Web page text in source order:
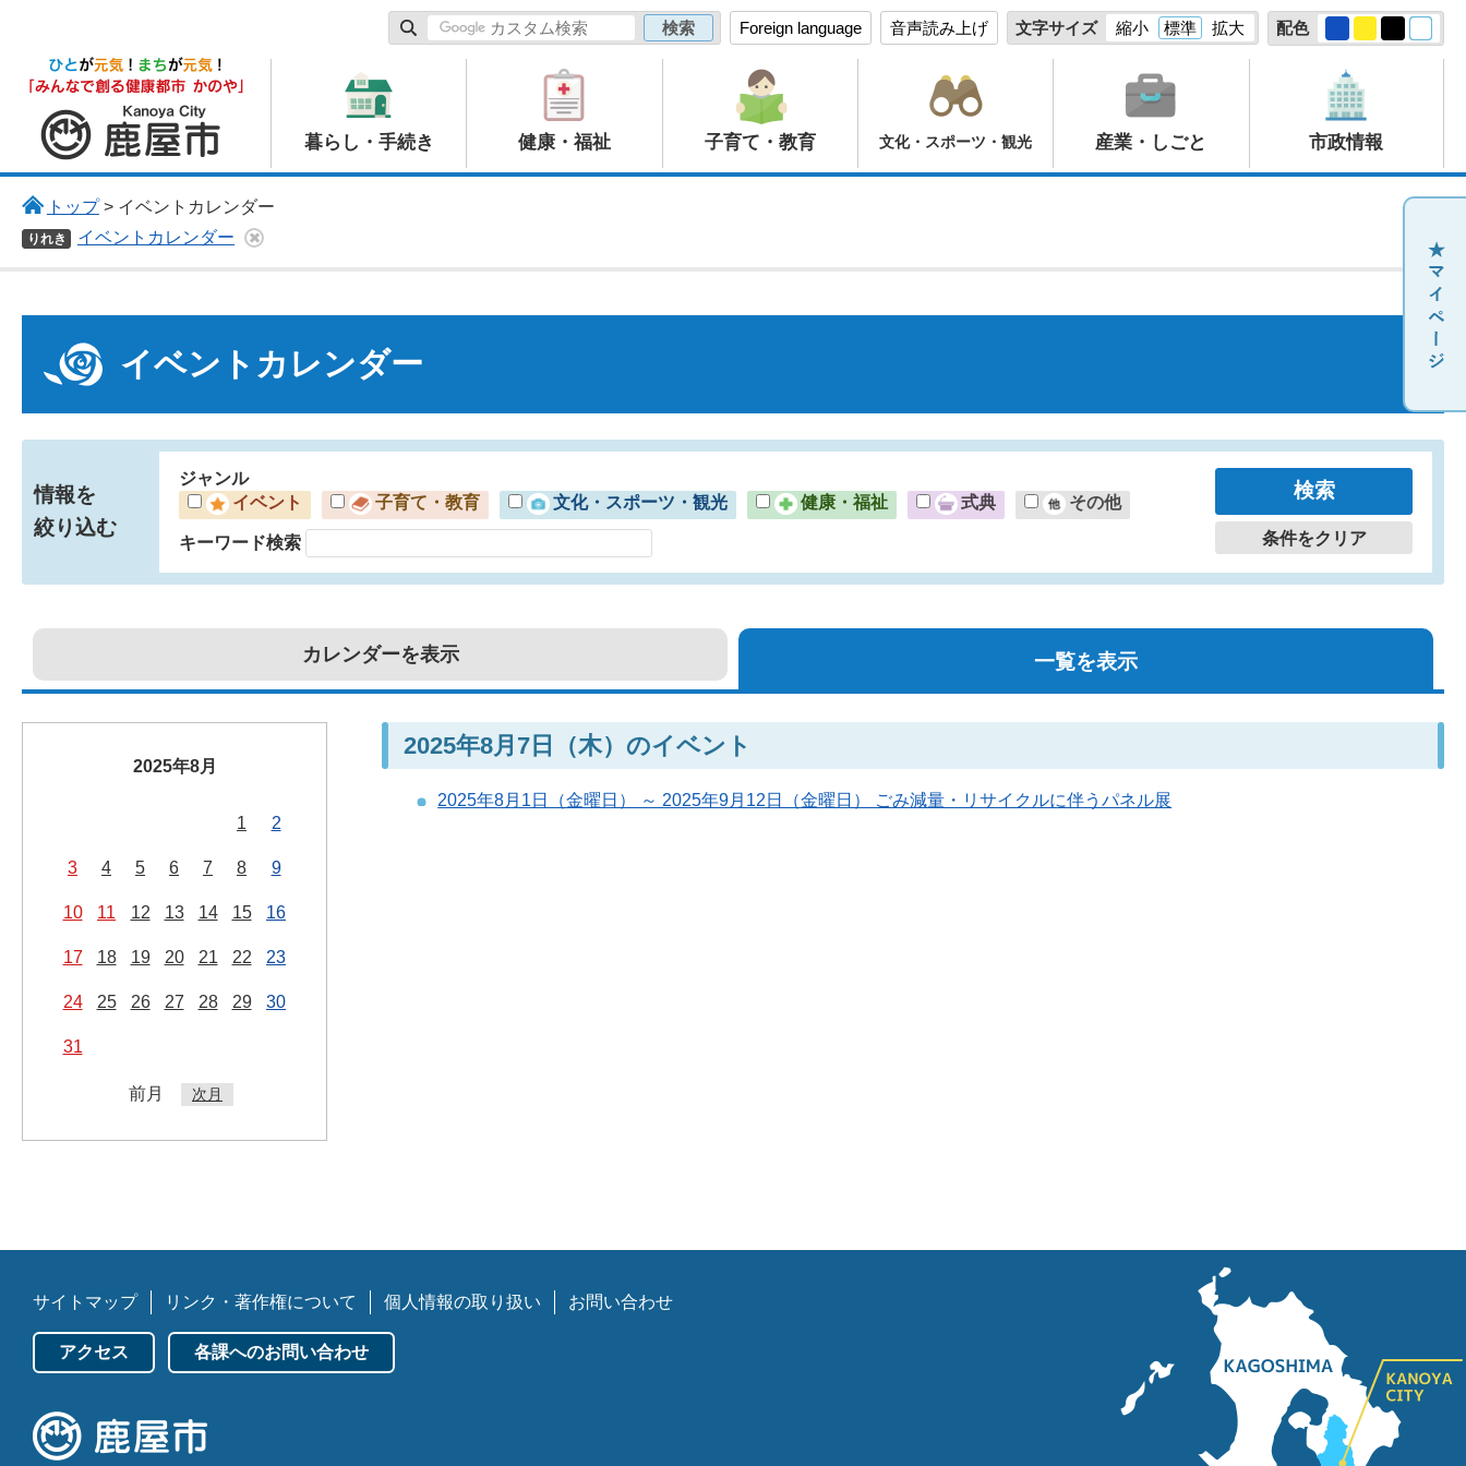
Foreign language 音声読み上げ 文字サイズ 縮小 標準 拡大 配色
鹿屋市
暮らし・手続き 健康・福祉 子育て・教育 文化・スポーツ・観光 産業・しごと 市政情報
トップ> イベントカレンダー
りれき イベントカレンダー
イベントカレンダー
情報を
絞り込む
ジャンル
イベント
子育て・教育 文化・スポーツ・観光 健康・福祉 式典 その他
キーワード検索 条件をクリア
カレンダーを表示 一覧を表示
2025年8月
1 2
3 4 5 6 7 8 9
10 11 12 13 14 15 16
17 18 19 20 21 22 23
24 25 26 27 28 29 30
31
前月 次月
2025年8月7日（木）のイベント
2025年8月1日（金曜日） ～ 2025年9月12日（金曜日） ごみ減量・リサイクルに伴うパネル展
サイトマップ リンク・著作権について 個人情報の取り扱い お問い合わせ
アクセス 各課へのお問い合わせ